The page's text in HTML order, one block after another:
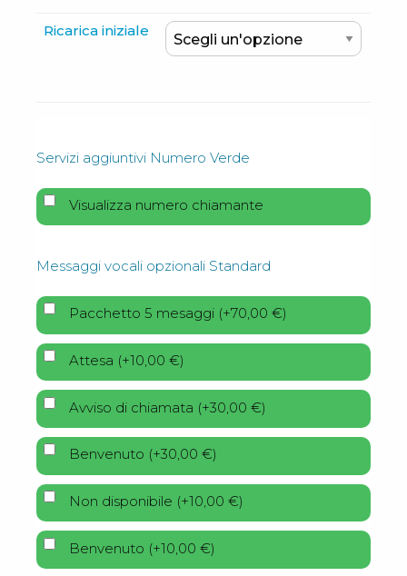
Ricarica iniziale
Servizi aggiuntivi Numero Verde
Visualizza numero chiamante
Messaggi vocali opzionali Standard
Pacchetto 5 mesaggi (+70,00 €)
Attesa (+10,00 €)
Avviso di chiamata (+30,00 €)
Benvenuto (+30,00 €)
Non disponibile (+10,00 €)
Benvenuto (+10,00 €)